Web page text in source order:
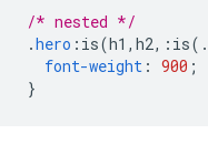
/* nested */
.hero : is(h1 , h2,: is(.
font-weight : 900 ;
}